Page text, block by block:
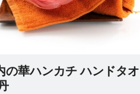
の華ハンカチ ハンドタオ